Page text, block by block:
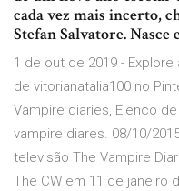
cada vez mais incerto,
Stefan Salvatore. Nasce
1 de out de 2019 -
de vitorianatalia100 no
Vampire diaries, Elenco
vampire diares. 08/10/
televisão The Vampire
The CW em 11 de janeiro